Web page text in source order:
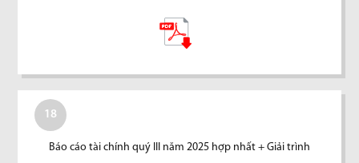
18
Báo cáo tài chính quý III năm 2025 hợp nhất + Giải trình